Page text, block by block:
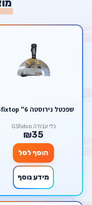
שפכטל נירוסטה 6" GSfixtop
כלי עבודה GSfixtop
₪35
הוסף לסל
מידע נוסף